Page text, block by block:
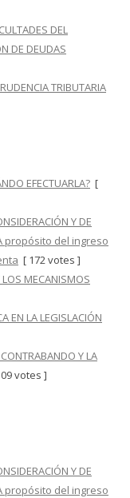
DEL
DE DEUDAS
TRIBUTARIA
EFECTUARLA? [
Y DE
A propósito del ingreso
[ 172 votes ]
LOS MECANISMOS
EN LA LEGISLACIÓN
Y LA
votes ]
Y DE
A propósito del ingreso